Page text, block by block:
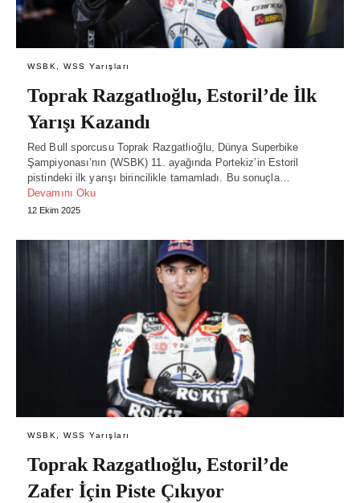
WSBK, WSS Yarışları
Toprak Razgatlıoğlu, Estoril’de İlk
Yarışı Kazandı
Red Bull sporcusu Toprak Razgatlıoğlu, Dünya Superbike
Şampiyonası’nın (WSBK) 11. ayağında Portekiz’in Estoril
pistindeki ilk yarışı birincilikle tamamladı. Bu sonuçla…
Devamını Oku
12 Ekim 2025
WSBK, WSS Yarışları
Toprak Razgatlıoğlu, Estoril’de
Zafer İçin Piste Çıkıyor